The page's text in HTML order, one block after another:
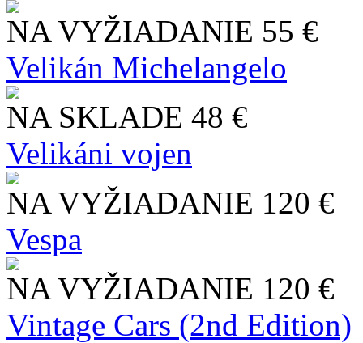
NA VYŽIADANIE 55 €
Velikán Michelangelo
NA SKLADE 48 €
Velikáni vojen
NA VYŽIADANIE 120 €
Vespa
NA VYŽIADANIE 120 €
Vintage Cars (2nd Edition)